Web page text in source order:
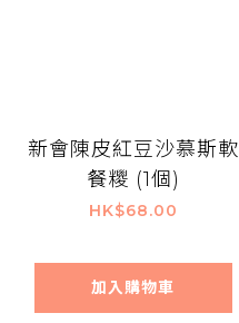
新會陳皮紅豆沙慕斯軟
餐糭 (1個)
HK$68.00
加入購物車